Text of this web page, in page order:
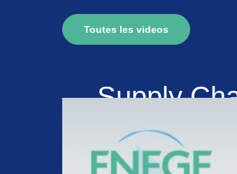
Toutes les videos
Supply